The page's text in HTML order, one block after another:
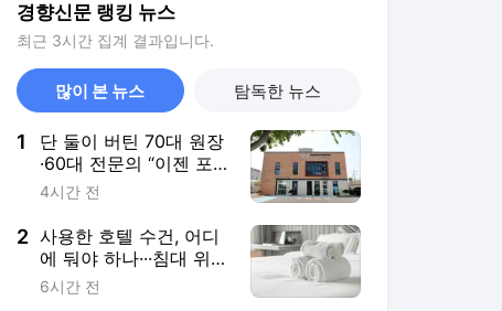
경향신문 랭킹 뉴스
최근 3시간 집계 결과입니다.
많이 본 뉴스 탐독한 뉴스
1
단 둘이 버틴 70대 원장
·60대 전문의 “이젠 포
기”···40년 역사 ‘밀양 유
4시간 전
2 사용한 호텔 수건, 어디
에 둬야 하나···침대 위?
바닥? 수건 걸이? 직원
6시간 전